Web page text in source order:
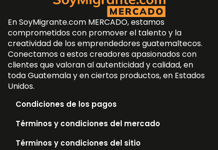
En SoyMigrante.com MERCADO, estamos
comprometidos con promover el talento y la
creatividad de los emprendedores guatemaltecos.
Conectamos a estos creadores apasionados con
clientes que valoran al autenticidad y calidad, en
toda Guatemala y en ciertos productos, en Estados
Unidos.
Condiciones de los pagos
Términos y condiciones del mercado
Términos y condiciones del sitio